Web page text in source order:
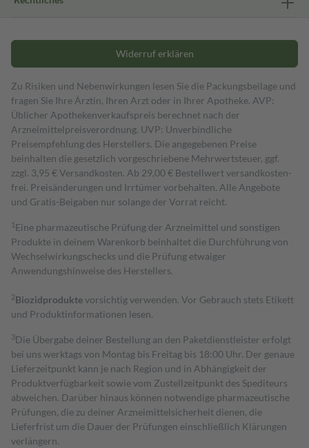
Widerruf erklären
Zu Risiken und Nebenwirkungen lesen Sie die Packungsbeilage und
fragen Sie Ihre Ärztin, Ihren Arzt oder in Ihrer Apotheke. AVP:
Üblicher Apothekenverkaufspreis berechnet nach der
Arzneimittelpreisverordnung. UVP: Unverbindliche
Preisempfehlung des Herstellers. Die angegebenen Preise
beinhalten die gesetzlich vorgeschriebene Mehrwertsteuer, ggf.
zzgl. 3,95 € Versandkosten. Ab 29,00 € Bestell­wert versand­kosten­
frei. Preisänderungen und Irrtümer vorbehalten. Alle Angebote
und Gratis-Beigaben nur solange der Vorrat reicht.
1 Eine pharmazeutische Prüfung der Arzneimittel und sonstigen
Produkte in deinem Warenkorb beinhaltet die Durchführung von
Wechselwirkungschecks und die Prüfung etwaiger
Anwendungshinweise des Herstellers.
2Biozidproduktevorsichtig verwenden. Vor Gebrauch stets Etikett
und Produktinformationen lesen.
3Die Übergabe deiner Bestellung an den Paketdienstleister erfolgt
bei uns werktags von Montag bis Freitag bis 18:00 Uhr. Der genaue
Lieferzeitpunkt kann je nach Region und in Abhängigkeit der
Produktverfügbarkeit sowie vom Zustellzeitpunkt des Spediteurs
abweichen. Darüber hinaus können notwendige pharmazeutische
Prüfungen, die zu deiner Arzneimittelsicherheit dienen, die
Lieferfrist um die Dauer der Prüfungen einschließlich Klärungen
verlängern.